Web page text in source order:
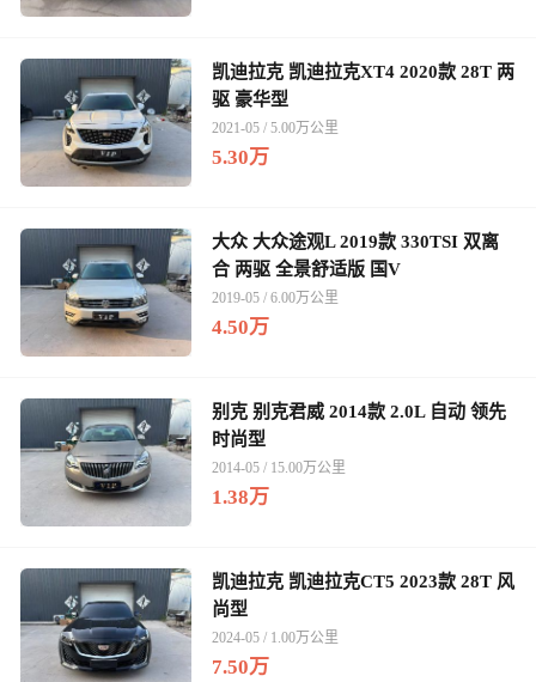
凯迪拉克 凯迪拉克XT4 2020款 28T 两
驱 豪华型
2021-05 / 5.00万公里
5.30万
大众 大众途观L 2019款 330TSI 双离
合 两驱 全景舒适版 国V
2019-05 / 6.00万公里
4.50万
别克 别克君威 2014款 2.0L 自动 领先
时尚型
2014-05 / 15.00万公里
1.38万
凯迪拉克 凯迪拉克CT5 2023款 28T 风
尚型
2024-05 / 1.00万公里
7.50万